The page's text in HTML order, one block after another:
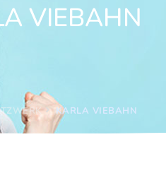
VIEBAHN
KARLA VIEBAHN